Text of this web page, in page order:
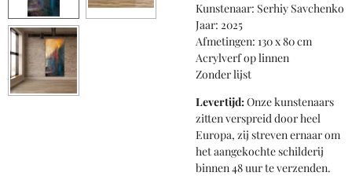
Kunstenaar: Serhiy Savchenko
Jaar: 2025
Afmetingen: 130 x 80 cm
Acrylverf op linnen
Zonder lijst
Levertijd:Onze kunstenaars
zitten verspreid door heel
Europa, zij streven ernaar om
het aangekochte schilderij
binnen 48 uur te verzenden.